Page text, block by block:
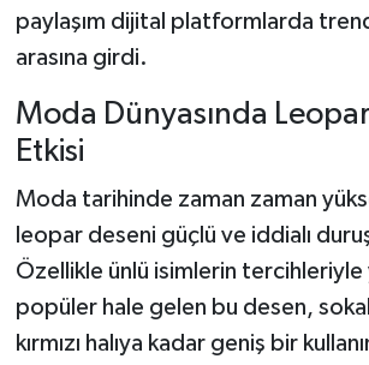
paylaşım dijital platformlarda
arasına girdi.
Moda Dünyasında
Etkisi
Moda tarihinde zaman zaman
leopar deseni güçlü ve iddialı
Özellikle ünlü isimlerin tercihleriyle
popüler hale gelen bu desen,
kırmızı halıya kadar geniş bir